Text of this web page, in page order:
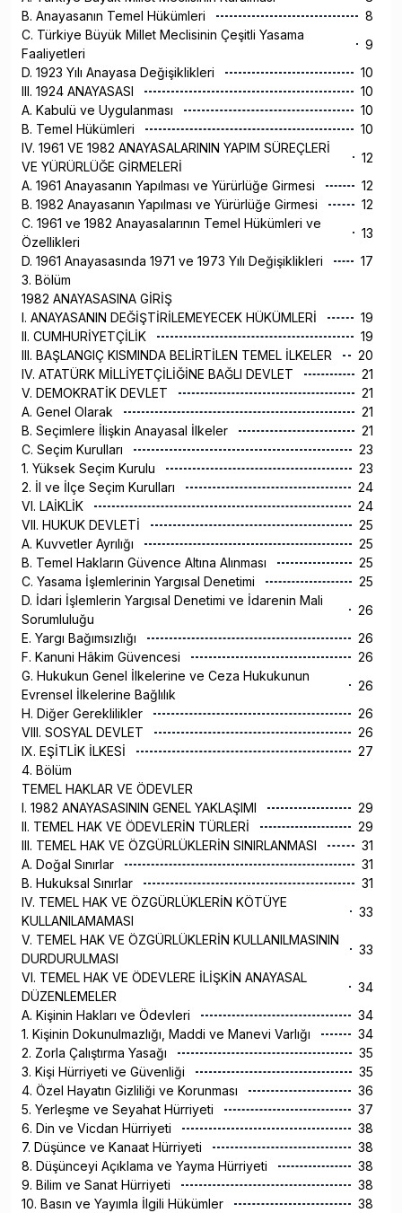
B. Anayasanın Temel Hükümleri
8
C. Türkiye Büyük Millet Meclisinin Çeşitli Yasama
Faaliyetleri
9
D. 1923 Yılı Anayasa Değişiklikleri
10
III. 1924 ANAYASASI
10
A. Kabulü ve Uygulanması
10
B. Temel Hükümleri
10
IV. 1961 VE 1982 ANAYASALARININ YAPIM SÜREÇLERİ
VE YÜRÜRLÜĞE GİRMELERİ
12
A. 1961 Anayasanın Yapılması ve Yürürlüğe Girmesi
12
B. 1982 Anayasanın Yapılması ve Yürürlüğe Girmesi
12
C. 1961 ve 1982 Anayasalarının Temel Hükümleri ve
Özellikleri
13
D. 1961 Anayasasında 1971 ve 1973 Yılı Değişiklikleri
17
3. Bölüm
1982 ANAYASASINA GİRİŞ
I. ANAYASANIN DEĞİŞTİRİLEMEYECEK HÜKÜMLERİ
19
II. CUMHURİYETÇİLİK
19
III. BAŞLANGIÇ KISMINDA BELİRTİLEN TEMEL İLKELER
20
IV. ATATÜRK MİLLİYETÇİLİĞİNE BAĞLI DEVLET
21
V. DEMOKRATİK DEVLET
21
A. Genel Olarak
21
B. Seçimlere İlişkin Anayasal İlkeler
21
C. Seçim Kurulları
23
1. Yüksek Seçim Kurulu
23
2. İl ve İlçe Seçim Kurulları
24
VI. LAİKLİK
24
VII. HUKUK DEVLETİ
25
A. Kuvvetler Ayrılığı
25
B. Temel Hakların Güvence Altına Alınması
25
C. Yasama İşlemlerinin Yargısal Denetimi
25
D. İdari İşlemlerin Yargısal Denetimi ve İdarenin Mali
Sorumluluğu
26
E. Yargı Bağımsızlığı
26
F. Kanuni Hâkim Güvencesi
26
G. Hukukun Genel İlkelerine ve Ceza Hukukunun
Evrensel İlkelerine Bağlılık
26
H. Diğer Gereklilikler
26
VIII. SOSYAL DEVLET
26
IX. EŞİTLİK İLKESİ
27
4. Bölüm
TEMEL HAKLAR VE ÖDEVLER
I. 1982 ANAYASASININ GENEL YAKLAŞIMI
29
II. TEMEL HAK VE ÖDEVLERİN TÜRLERİ
29
III. TEMEL HAK VE ÖZGÜRLÜKLERİN SINIRLANMASI
31
A. Doğal Sınırlar
31
B. Hukuksal Sınırlar
31
IV. TEMEL HAK VE ÖZGÜRLÜKLERİN KÖTÜYE
KULLANILAMAMASI
33
V. TEMEL HAK VE ÖZGÜRLÜKLERİN KULLANILMASININ
DURDURULMASI
33
VI. TEMEL HAK VE ÖDEVLERE İLİŞKİN ANAYASAL
DÜZENLEMELER
34
A. Kişinin Hakları ve Ödevleri
34
1. Kişinin Dokunulmazlığı, Maddi ve Manevi Varlığı
34
2. Zorla Çalıştırma Yasağı
35
3. Kişi Hürriyeti ve Güvenliği
35
4. Özel Hayatın Gizliliği ve Korunması
36
5. Yerleşme ve Seyahat Hürriyeti
37
6. Din ve Vicdan Hürriyeti
38
7. Düşünce ve Kanaat Hürriyeti
38
8. Düşünceyi Açıklama ve Yayma Hürriyeti
38
9. Bilim ve Sanat Hürriyeti
38
10. Basın ve Yayımla İlgili Hükümler
38